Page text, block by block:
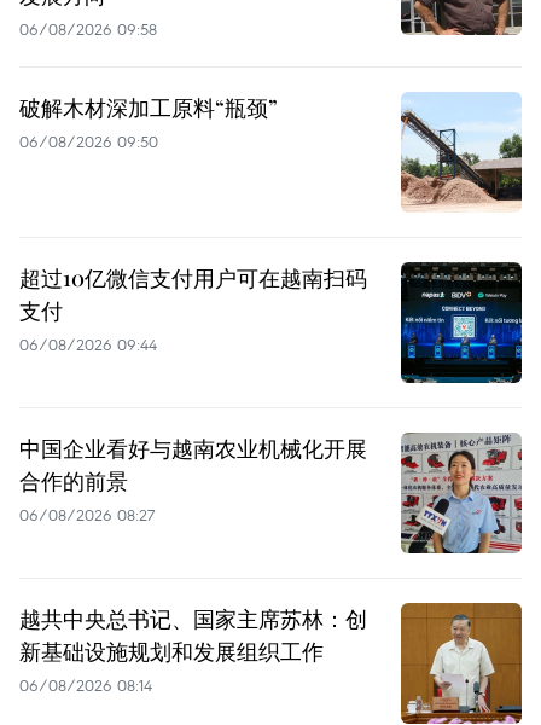
06/08/2026 09:58
破解木材深加工原料“瓶颈”
06/08/2026 09:50
超过10亿微信支付用户可在越南扫码
支付
06/08/2026 09:44
中国企业看好与越南农业机械化开展
合作的前景
06/08/2026 08:27
越共中央总书记、国家主席苏林：创
新基础设施规划和发展组织工作
06/08/2026 08:14